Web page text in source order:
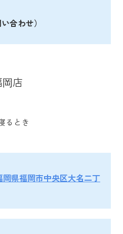
合わせ）
店
県福岡市中央区大名二丁